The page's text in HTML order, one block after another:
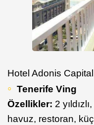
Hotel Adonis Capital
Tenerife Ving
Özellikler: 2
havuz, restoran,